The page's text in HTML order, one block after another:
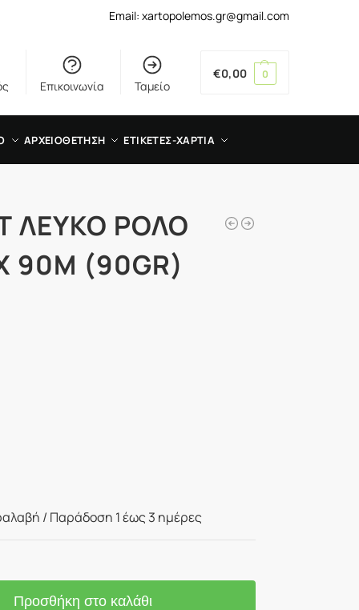
Email: xartopolemos.gr@gmail.com
Επικοινωνία Ταμείο
€0,00 0
ΑΡΧΕΙΟΘΕΤΗΣΗ ΕΤΙΚΕΤΕΣ-ΧΑΡΤΙΑ
ΛΕΥΚΟ ΡΟΛΟ
90M (90GR)
/ Παράδoση 1 έως 3 ημέρες
Προσθήκη στο καλάθι